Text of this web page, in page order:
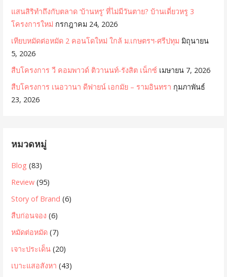
แสนสิริทำถึงกับตลาด ‘บ้านหรู’ ที่ไม่มีวันตาย? บ้านเดี่ยวหรู 3
โครงการใหม่ กรกฎาคม 24, 2026
เทียบหมัดต่อหมัด 2 คอนโดใหม่ ใกล้ ม.เกษตรฯ-ศรีปทุม มิถุนายน
5, 2026
สืบโครงการ วี คอมพาวด์ ติวานนท์-รังสิต เน็กซ์ เมษายน 7, 2026
สืบโครงการ เนอวานา ดีฟายน์ เอกมัย – รามอินทรา กุมภาพันธ์
23, 2026
หมวดหมู่
Blog (83)
Review (95)
Story of Brand (6)
สืบก่อนจอง (6)
หมัดต่อหมัด (7)
เจาะประเด็น (20)
เบาะแสอสังหา (43)